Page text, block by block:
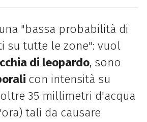
"bassa probabilità di
su tutte le zone": vuol
di leopardo, sono
con intensità su
35 millimetri d'acqua
tali da causare